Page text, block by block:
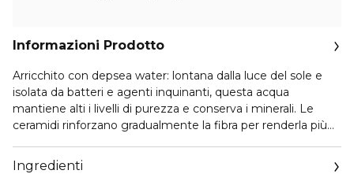
Informazioni Prodotto
Arricchito con depsea water: lontana dalla luce del sole e
isolata da batteri e agenti inquinanti, questa acqua
mantiene alti i livelli di purezza e conserva i minerali. Le
ceramidi rinforzano gradualmente la fibra per renderla più
ottenere un volume ottimale.
Ingredienti